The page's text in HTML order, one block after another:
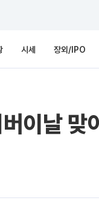
시세 장외/IPO
이날 맞